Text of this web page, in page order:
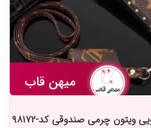
ویتون چرمی صندوقی کد-۹۸۱۷۲